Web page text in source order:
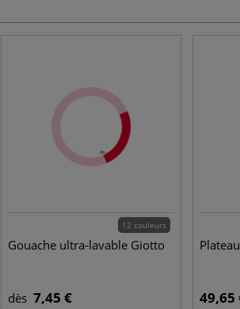
12 couleurs
Gouache ultra-lavable Giotto
dès 7,45 € 49,65